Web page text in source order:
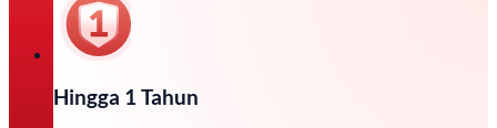
Hingga 1 Tahun